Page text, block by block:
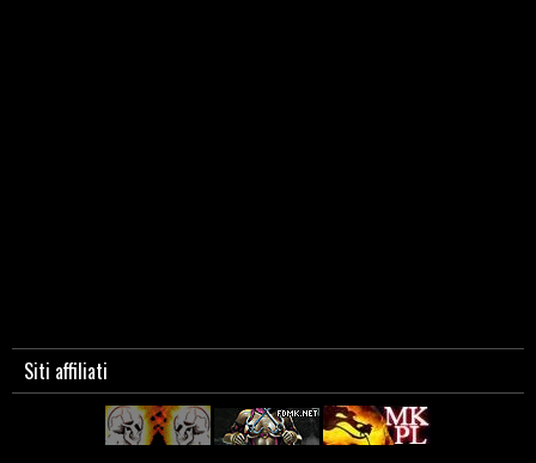
Siti affiliati